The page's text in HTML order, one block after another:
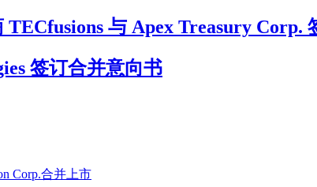
与 Apex Treasury Corp.
签订合并意向书
Corp.合并上市